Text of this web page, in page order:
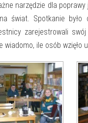
narzędzie dla
świat. Spotkanie
zarejestrowali
ile osób wzięło